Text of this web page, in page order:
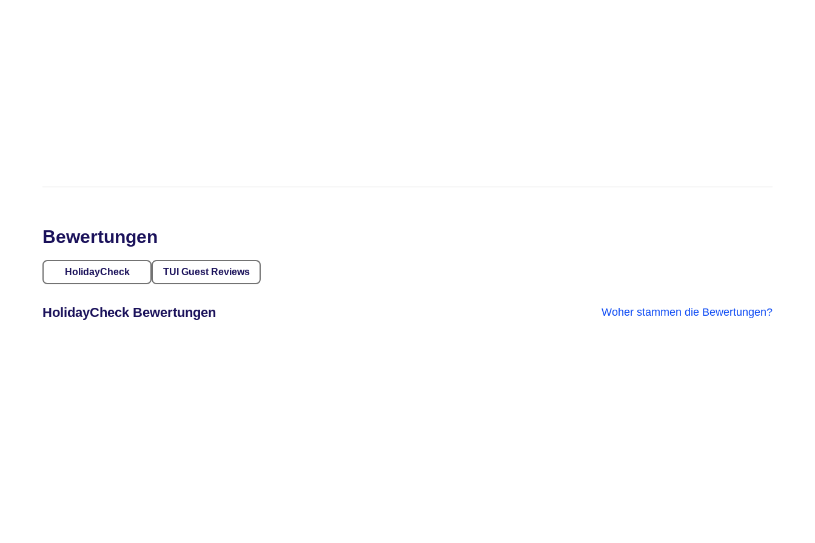
Bewertungen
HolidayCheck TUI Guest Reviews
HolidayCheck Bewertungen Woher stammen die Bewertungen?